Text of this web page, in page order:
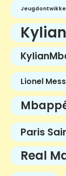
Lionel
Paris
Real